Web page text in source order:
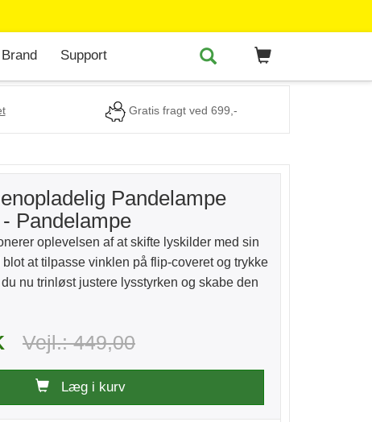
Brand Support
Gratis fragt ved 699,-
Pandelampe
Pandelampe
oplevelsen af at skifte lyskilder med sin
at tilpasse vinklen på flip-coveret og trykke
nu trinløst justere lysstyrken og skabe den
Vejl.: 449,00
Læg i kurv